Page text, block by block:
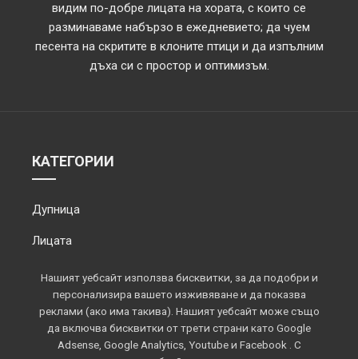
Нашият уебсайт използва бисквитки, за да подобри и
персонализира вашето изживяване и да показва
реклами (ако има такива). Нашият уебсайт може също
да включва бисквитки от трети страни като Google
Adsense, Google Analytics, Youtube и Facebook . С
видим по-добре лицата на хората, с които се
разминаваме набързо в ежедневието; да чуем
песента на скритите в клоните птици и да изпълним
дъха си с простор и оптимизъм.
КАТЕГОРИИ
Дупница
Лицата
Обектив
Околията
Площадът